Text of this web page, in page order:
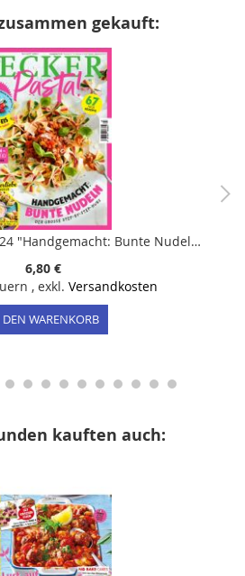
gekauft:
Lecker Spezial 3/2024 "Handgemacht: Bunte Nudeln"
6,80 €
, exkl. Versandkosten
WARENKORB
kauften auch: